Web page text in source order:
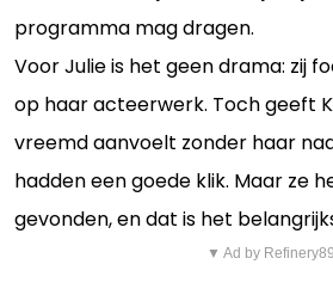
programma mag dragen.
Voor Julie is het geen drama: zij
op haar acteerwerk. Toch geeft
vreemd aanvoelt zonder haar
hadden een goede klik. Maar ze
gevonden, en dat is het
▼ Ad by Refinery89